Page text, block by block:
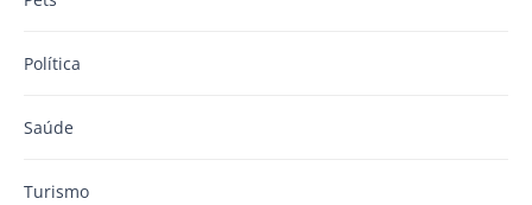
Política
Saúde
Turismo